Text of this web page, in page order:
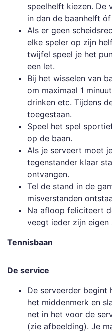
speelhelft kiezen. De
in dan de baanhelft
Als er geen
elke speler op zijn
twijfel speel je het
een let.
Bij het wisselen van
om maximaal 1
drinken etc. Tijdens
toegestaan.
Speel het spel
op de baan.
Als je serveert moet
tegenstander klaar
ontvangen.
Tel de stand in de
misverstanden
Na afloop feliciteert
veegt ieder zijn eigen
Tennisbaan
De service
De serveerder begint
het middenmerk en
net in het voor de
(zie afbeelding). Je